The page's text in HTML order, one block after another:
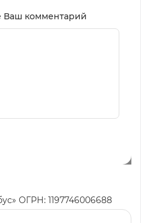
Ваш комментарий
ОГРН: 1197746006688